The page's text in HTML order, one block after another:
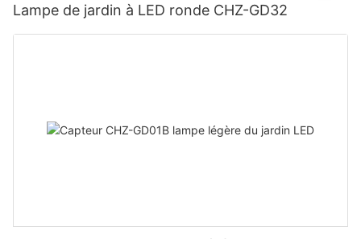
Lampe de jardin à LED ronde CHZ-GD32